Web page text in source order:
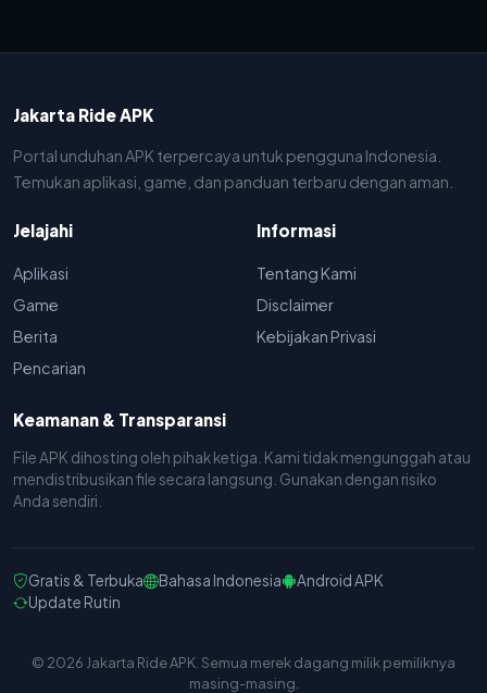
Jakarta Ride APK
Portal unduhan APK terpercaya untuk pengguna Indonesia.
Temukan aplikasi, game, dan panduan terbaru dengan aman.
Jelajahi
Aplikasi
Game
Berita
Pencarian
Informasi
Tentang Kami
Disclaimer
Kebijakan Privasi
Keamanan & Transparansi
File APK dihosting oleh pihak ketiga. Kami tidak mengunggah atau
mendistribusikan file secara langsung. Gunakan dengan risiko
Anda sendiri.
Gratis & Terbuka Bahasa Indonesia
Android APK
Update Rutin
© 2026 Jakarta Ride APK. Semua merek dagang milik pemiliknya
masing-masing.